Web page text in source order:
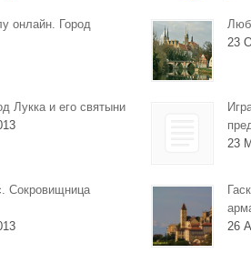
онлайн. Город
Лукка и его святыни
Сокровищница
23
23
26